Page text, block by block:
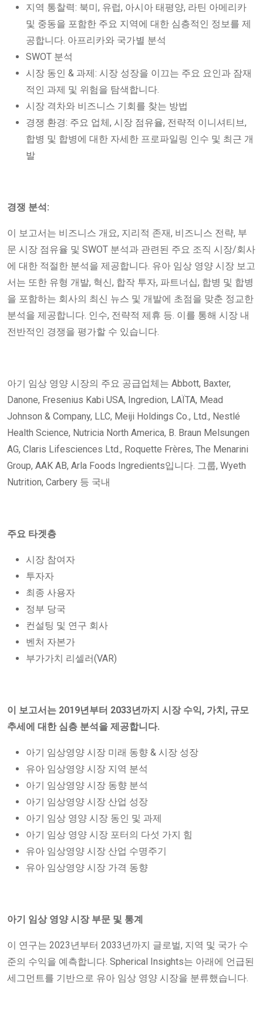
지역 통찰력: 북미, 유럽, 아시아 태평양, 라틴 아메리카
및 중동을 포함한 주요 지역에 대한 심층적인 정보를 제
공합니다. 아프리카와 국가별 분석
SWOT 분석
시장 동인 & 과제: 시장 성장을 이끄는 주요 요인과 잠재
적인 과제 및 위험을 탐색합니다.
시장 격차와 비즈니스 기회를 찾는 방법
경쟁 환경: 주요 업체, 시장 점유율, 전략적 이니셔티브,
합병 및 합병에 대한 자세한 프로파일링 인수 및 최근 개
발
경쟁 분석:
이 보고서는 비즈니스 개요, 지리적 존재, 비즈니스 전략, 부
문 시장 점유율 및 SWOT 분석과 관련된 주요 조직 시장/회사
에 대한 적절한 분석을 제공합니다. 유아 임상 영양 시장 보고
서는 또한 유형 개발, 혁신, 합작 투자, 파트너십, 합병 및 합병
을 포함하는 회사의 최신 뉴스 및 개발에 초점을 맞춘 정교한
분석을 제공합니다. 인수, 전략적 제휴 등. 이를 통해 시장 내
전반적인 경쟁을 평가할 수 있습니다.
아기 임상 영양 시장의 주요 공급업체는 Abbott, Baxter,
Danone, Fresenius Kabi USA, Ingredion, LAÏTA, Mead
Johnson & Company, LLC, Meiji Holdings Co., Ltd., Nestlé
Health Science, Nutricia North America, B. Braun Melsungen
AG, Claris Lifesciences Ltd., Roquette Frères, The Menarini
Group, AAK AB, Arla Foods Ingredients입니다. 그룹, Wyeth
Nutrition, Carbery 등 국내
주요 타겟층
시장 참여자
투자자
최종 사용자
정부 당국
컨설팅 및 연구 회사
벤처 자본가
부가가치 리셀러(VAR)
이 보고서는 2019년부터 2033년까지 시장 수익, 가치, 규모
추세에 대한 심층 분석을 제공합니다.
아기 임상영양 시장 미래 동향 & 시장 성장
유아 임상영양 시장 지역 분석
아기 임상영양 시장 동향 분석
아기 임상영양 시장 산업 성장
아기 임상 영양 시장 동인 및 과제
아기 임상 영양 시장 포터의 다섯 가지 힘
유아 임상영양 시장 산업 수명주기
유아 임상영양 시장 가격 동향
아기 임상 영양 시장 부문 및 통계
이 연구는 2023년부터 2033년까지 글로벌, 지역 및 국가 수
준의 수익을 예측합니다. Spherical Insights는 아래에 언급된
세그먼트를 기반으로 유아 임상 영양 시장을 분류했습니다.